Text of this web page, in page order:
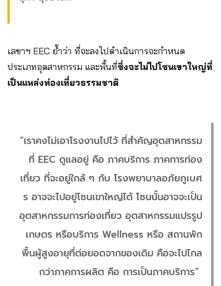
เลขาฯ EEC ย้ำว่า ที่จะลงไปดำเนินการจะกำหนด
ประเภทอุตสาหกรรม และพื้นที่ซึ่งจะไม่ไปโซนเขาใหญ่ที่
เป็นแหล่งท่องเที่ยวธรรมชาติ
“เราคงไม่เอาโรงงานไปไว้ ที่สำคัญอุตสาหกรรม
ที่ EEC ดูแลอยู่ คือ ภาคบริการ ภาคการท่อง
เที่ยว ที่จะอยู่ใกล้ ๆ กับ โรงพยาบาลอภัยภูเบศ
ร อาจจะไปอยู่โซนเขาใหญ่ได้ โซนนั้นอาจจะเป็น
อุตสาหกรรมการท่องเที่ยว อุตสาหกรรมแปรรูป
เกษตร หรือบริการ Wellness หรือ สถานพัก
พื้นผู้สูงอายุที่ต่อยอดจากของเดิม คือจะไปไกล
กว่าภาคการผลิต คือ การเป็นภาคบริการ”